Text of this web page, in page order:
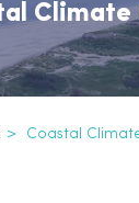
Climate
Coastal